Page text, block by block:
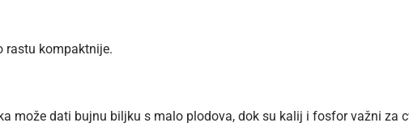
rastu kompaktnije.
može dati bujnu biljku s malo plodova, dok su kalij i fosfor važni za